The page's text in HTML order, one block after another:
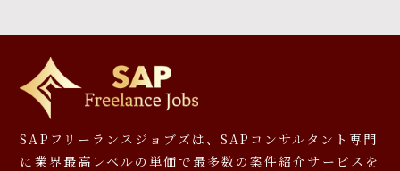
SAPフリーランスジョブズは、SAPコンサルタント専門
に 業界最高レベルの単価で最多数の案件紹介サービスを